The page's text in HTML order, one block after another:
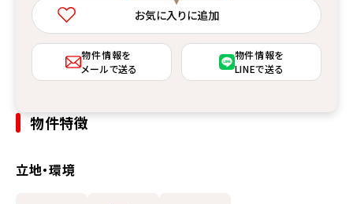
お気に入りに追加
物件情報を
メールで送る
物件情報を
LINEで送る
物件特徴
立地・環境